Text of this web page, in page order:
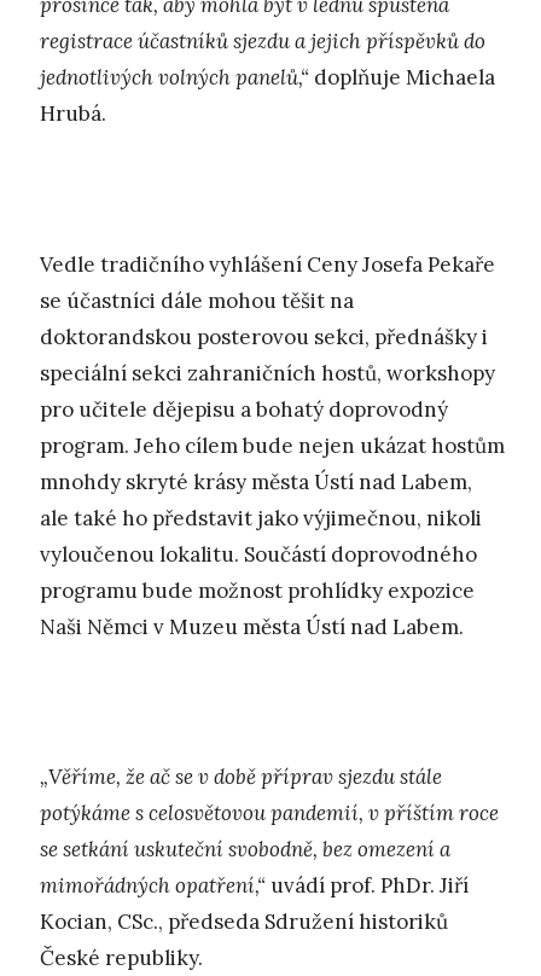
registrace účastníků sjezdu a jejich příspěvků do
jednotlivých volných panelů,“ doplňuje Michaela
Hrubá.
Vedle tradičního vyhlášení Ceny Josefa Pekaře
se účastníci dále mohou těšit na
doktorandskou posterovou sekci, přednášky i
speciální sekci zahraničních hostů, workshopy
pro učitele dějepisu a bohatý doprovodný
program. Jeho cílem bude nejen ukázat hostům
mnohdy skryté krásy města Ústí nad Labem,
ale také ho představit jako výjimečnou, nikoli
vyloučenou lokalitu. Součástí doprovodného
programu bude možnost prohlídky expozice
Naši Němci v Muzeu města Ústí nad Labem.
„Věříme, že ač se v době příprav sjezdu stále
potýkáme s celosvětovou pandemií, v příštím roce
se setkání uskuteční svobodně, bez omezení a
mimořádných opatření,“ uvádí prof. PhDr. Jiří
Kocian, CSc., předseda Sdružení historiků
České republiky.